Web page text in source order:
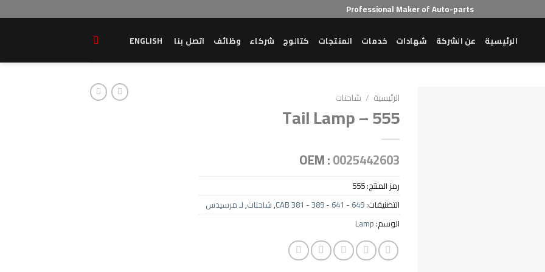
Professional Maker of Auto-parts
الرئيسية عن الشركة شهادات خدمات المنتجات كتالوج شركاء وظائف اتصل بنا ENGLISH
الرئيسية / شاحنات
Tail Lamp – 555
OEM :0025442603
رمز المنتج:555
التصنيفات:CAB 381 - 389 - 641 - 649
,شاحنات,لـ مرسيدس
الوسم:Lamp